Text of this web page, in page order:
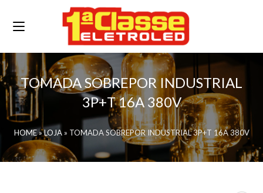
TOMADA SOBREPOR INDUSTRIAL
3P+T 16A 380V
HOME»LOJA» TOMADA SOBREPOR INDUSTRIAL 3P+T 16A 380V